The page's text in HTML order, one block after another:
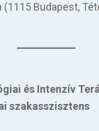
Budapest,
és Intenzív
szakasszisztens